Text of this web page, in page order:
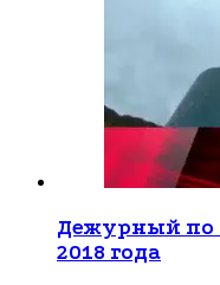
Дежурный по
2018 года